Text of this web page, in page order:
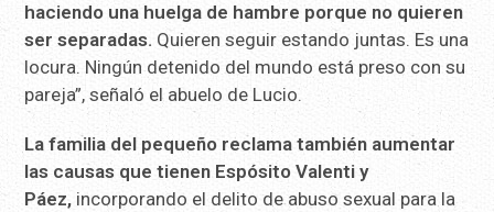
haciendo una huelga de hambre porque no quieren
ser separadas. Quieren seguir estando juntas. Es una
locura. Ningún detenido del mundo está preso con su
pareja”, señaló el abuelo de Lucio.
La familia del pequeño reclama también aumentar
las causas que tienen Espósito Valenti y
Páez, incorporando el delito de abuso sexual para la